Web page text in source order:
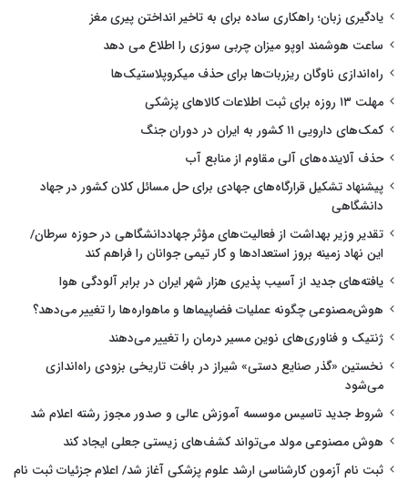
یادگیری زبان؛ راهکاری ساده برای به تاخیر انداختن پیری مغز
ساعت هوشمند اوپو میزان چربی سوزی را اطلاع می دهد
راه‌اندازی ناوگان ریزربات‌ها برای حذف میکروپلاستیک‌ها
مهلت ۱۳ روزه برای ثبت اطلاعات کالاهای پزشکی
کمک‌های دارویی ۱۱ کشور به ایران در دوران جنگ
حذف آلاینده‌های آلی مقاوم از منابع آب
پیشنهاد تشکیل قرارگاه‌های جهادی برای حل مسائل کلان کشور در جهاد
دانشگاهی
تقدیر وزیر بهداشت از فعالیت‌های مؤثر جهاددانشگاهی در حوزه سرطان/
این نهاد زمینه بروز استعدادها و کار تیمی جوانان را فراهم کند
یافته‌های جدید از آسیب پذیری هزار شهر ایران در برابر آلودگی هوا
هوش‌مصنوعی چگونه عملیات فضاپیماها و ماهواره‌ها را تغییر می‌دهد؟
ژنتیک و فناوری‌های نوین مسیر درمان را تغییر می‌دهند
نخستین «گذر صنایع دستی» شیراز در بافت تاریخی بزودی راه‌اندازی
می‌شود
شروط جدید تاسیس موسسه آموزش عالی و صدور مجوز رشته اعلام شد
هوش مصنوعی مولد می‌تواند کشف‌های زیستی جعلی ایجاد کند
ثبت نام آزمون کارشناسی ارشد علوم پزشکی آغاز شد/ اعلام جزئیات ثبت نام